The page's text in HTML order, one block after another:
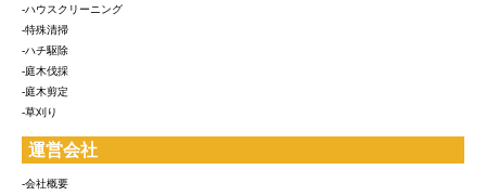
-ハウスクリーニング
-特殊清掃
-ハチ駆除
-庭木伐採
-庭木剪定
-草刈り
運営会社
-会社概要